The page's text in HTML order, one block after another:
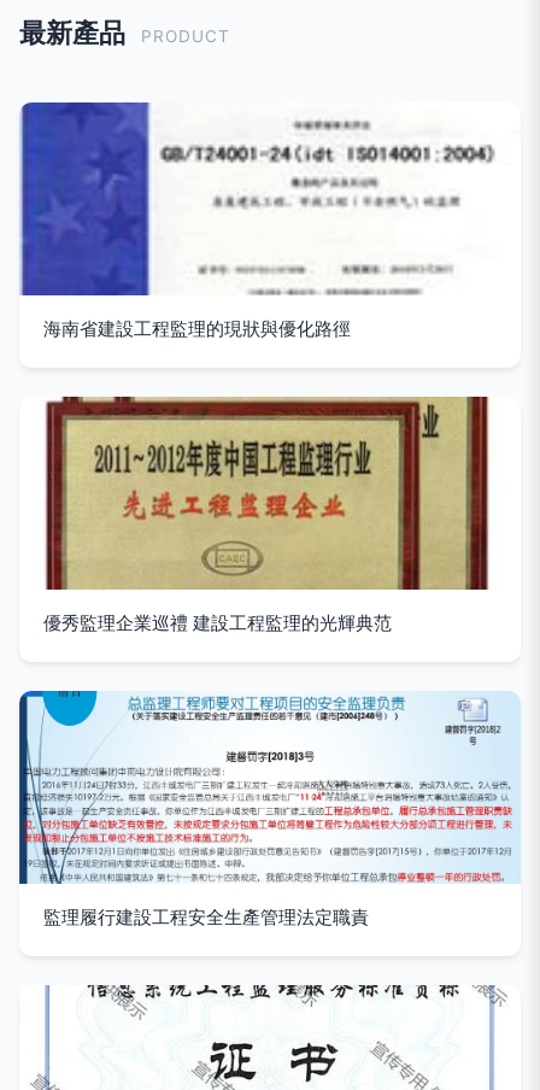
最新產品 PRODUCT
海南省建設工程監理的現狀與優化路徑
優秀監理企業巡禮 建設工程監理的光輝典范
監理履行建設工程安全生產管理法定職責